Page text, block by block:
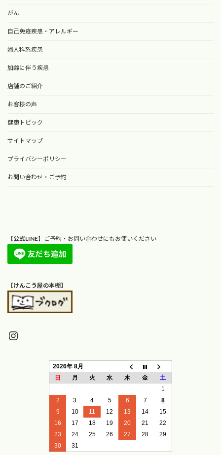
がん
自己免疫疾患・アレルギー
婦人科系疾患
加齢に伴う疾患
店舗のご紹介
お客様の声
健康トピック
サイトマップ
プライバシーポリシー
お問い合わせ・ご予約
【公式LINE】ご予約・お問い合わせにもお使いください
【けんこう屋の本棚】
Instagram
2026年 8月
日
月 火 水 木 金
土
1
2
3 4 5 6 7
8
9
10 11 12 13 14
15
16
17 18 19 20 21
22
23
24 25 26 27 28
29
30
31